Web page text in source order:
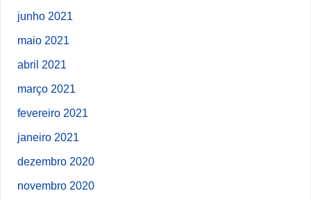
junho 2021
maio 2021
abril 2021
março 2021
fevereiro 2021
janeiro 2021
dezembro 2020
novembro 2020